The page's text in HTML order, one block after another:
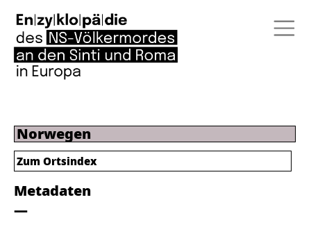
Norwegen
Metadaten
Zum Ortsindex